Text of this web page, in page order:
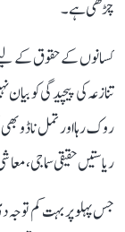
چڑھی ہے۔
کسانوں کے حقوق کے لیے
تنازعہ کی پیچیدگی کو
روک رہا اور تمل ناڈو
ریاستیں حقیقی سماجی،
جس پہلو پر بہت کم توجہ